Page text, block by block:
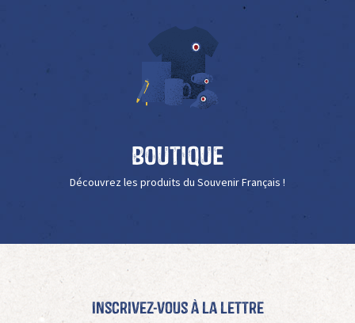
Boutique
Découvrez les produits du Souvenir Français !
Inscrivez-vous à La Lettre